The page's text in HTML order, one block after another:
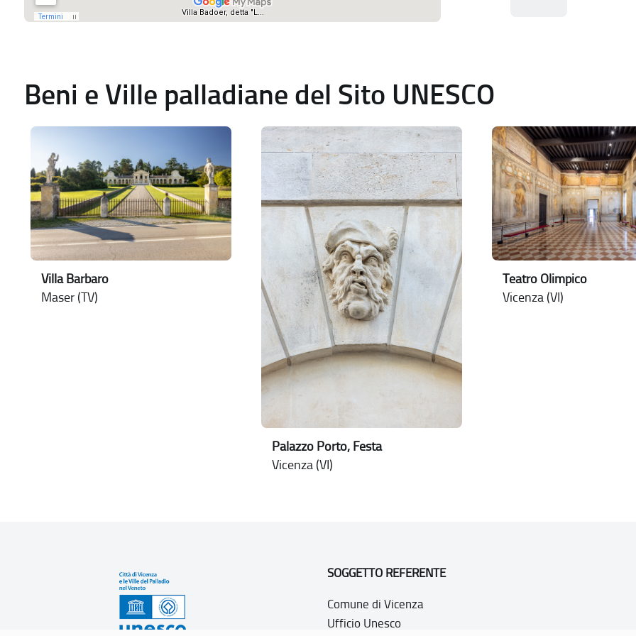
Beni e Ville palladiane del Sito UNESCO
Villa Barbaro
Maser (TV)
Palazzo Porto, Festa
Vicenza (VI)
Teatro Olimpico
Vicenza (VI)
SOGGETTO REFERENTE
Comune di Vicenza
Ufficio Unesco